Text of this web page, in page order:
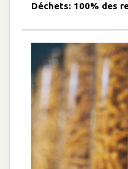
Déchets: 100% des